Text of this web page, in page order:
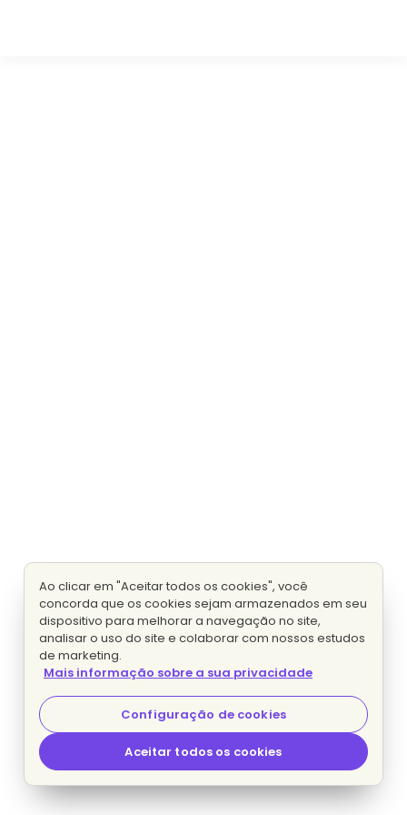
Ao clicar em "Aceitar todos os cookies", você
concorda que os cookies sejam armazenados em seu
dispositivo para melhorar a navegação no site,
analisar o uso do site e colaborar com nossos estudos
de marketing.
Mais informação sobre a sua privacidade
Configuração de cookies
Aceitar todos os cookies